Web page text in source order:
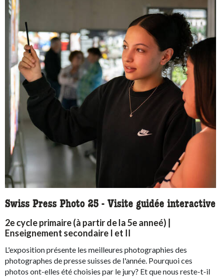
Swiss Press Photo 25 - Visite guidée interactive
2e cycle primaire (à partir de la 5e anneé) |
Enseignement secondaire I et II
L'exposition présente les meilleures photographies des
photographes de presse suisses de l'année. Pourquoi ces
photos ont-elles été choisies par le jury? Et que nous reste-t-il